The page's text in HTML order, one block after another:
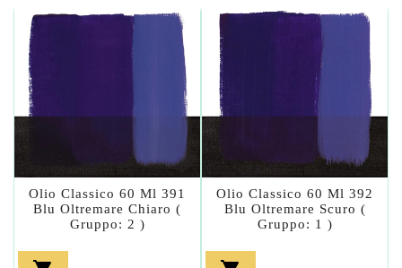
Olio Classico 60 Ml 391
Blu Oltremare Chiaro (
Gruppo: 2 )
Olio Classico 60 Ml 392
Blu Oltremare Scuro (
Gruppo: 1 )